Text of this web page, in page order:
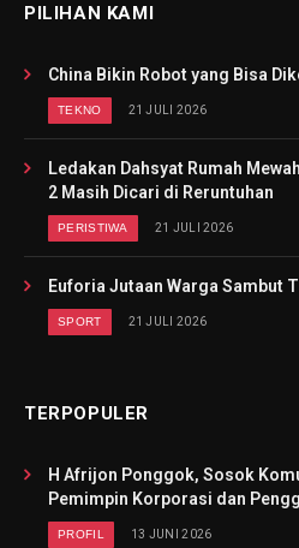
PILIHAN KAMI
China Bikin Robot yang Bisa
TEKNO 21 JULI 2026
Ledakan Dahsyat Rumah
2 Masih Dicari di Reruntuhan
PERISTIWA 21 JULI 2026
Euforia Jutaan Warga Sambut
SPORT 21 JULI 2026
TERPOPULER
H Afrijon Ponggok, Sosok
Pemimpin Korporasi dan
PROFIL 13 JUNI 2026